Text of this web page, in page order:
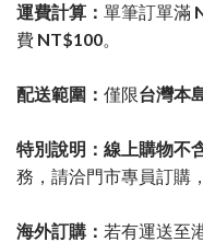
運費計算： 單筆訂單滿
費 NT$100。
配送範圍： 僅限台灣本
特別說明：線上購物不
務，請洽門市專員訂購
海外訂購： 若有運送至